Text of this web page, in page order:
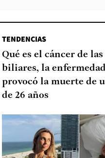
TENDENCIAS
Qué es el cáncer de
biliares, la
provocó la muerte de
de 26 años